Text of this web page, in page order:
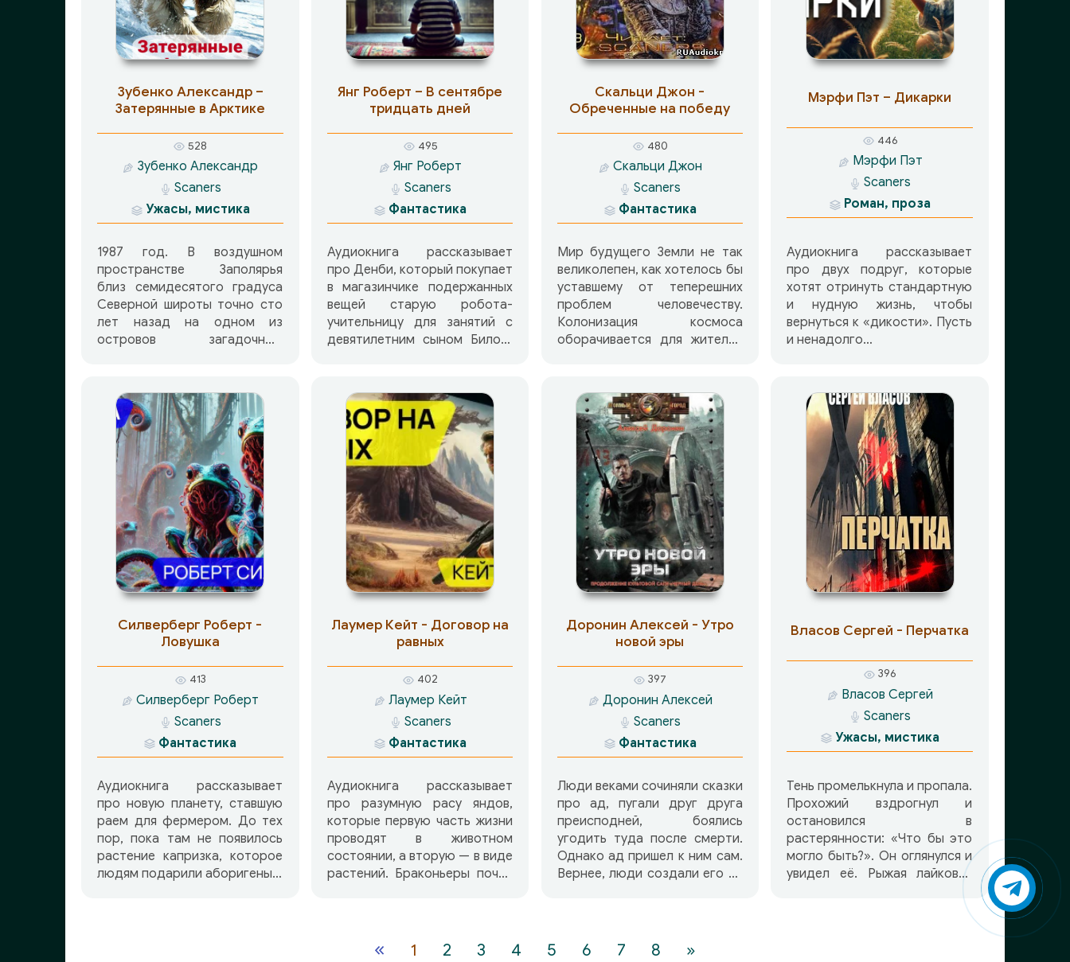
Зубенко Александр –
Затерянные в Арктике
528
Зубенко Александр
Scaners
Ужасы, мистика
1987 год. В воздушном
пространстве Заполярья
близ семидесятого градуса
Северной широты точно сто
лет назад на одном из
островов загадочным
пор этот остров считается
покинутым и заброшенным.
Однако спустя столетие
слабый луч из башни вновь
прорезает морские
просторы, что вызывает
недоумение у экипажа
рыбацкого судна. В сторону
острова направляется
экипаж вертолета Ми-10К.
Они не вернутся.
Янг Роберт – В сентябре
тридцать дней
495
Янг Роберт
Scaners
Фантастика
Аудиокнига рассказывает
про Денби, который покупает
в магазинчике подержанных
вещей старую робота-
учительницу для занятий с
девятилетним сыном Билом.
детей проходит по
телевизору.
Скальци Джон -
Обреченные на победу
480
Скальци Джон
Scaners
Фантастика
Мир будущего Земли не так
великолепен, как хотелось бы
уставшему от теперешних
проблем человечеству.
Колонизация космоса
оборачивается для жителей
других галактик. Существует
даже особая армия — Силы
самообороны колоний, —
куда вербуют только
пожилых людей, обещая
возвращать им молодость.
Правда это или лишь уловка
для простаков, — никто
толком ничего не знает,
потому что солдаты этой
наемной армии никогда не
возвращаются на Землю.
Джон Перри, один из таких
наемников, подписывает
контракт и почти сразу же
страшную круговерть войны.
Корал, едва не стоившей
Джону жизни, он встречает в
Бригаде призраков — такое
имя носит звездный спецназ,
— свою собственную жену,
которую похоронил перед
тем, как пойти в наемники.
Этот момент и стал новой
точкой отсчета его круто
изменившейся жизни.
Мэрфи Пэт – Дикарки
446
Мэрфи Пэт
Scaners
Роман, проза
Аудиокнига рассказывает
про двух подруг, которые
хотят отринуть стандартную
и нудную жизнь, чтобы
вернуться к «дикости». Пусть
и ненадолго…
Силверберг Роберт -
Ловушка
413
Силверберг Роберт
Scaners
Фантастика
Аудиокнига рассказывает
про новую планету, ставшую
раем для фермером. До тех
пор, пока там не появилось
растение капризка, которое
людям подарили аборигены…
Лаумер Кейт - Договор на
равных
402
Лаумер Кейт
Scaners
Фантастика
Аудиокнига рассказывает
про разумную расу яндов,
которые первую часть жизни
проводят в животном
состоянии, а вторую — в виде
растений. Браконьеры почти
прибывает космический
Доронин Алексей - Утро
новой эры
397
Доронин Алексей
Scaners
Фантастика
Люди веками сочиняли сказки
про ад, пугали друг друга
преисподней, боялись
угодить туда после смерти.
Однако ад пришел к ним сам.
Вернее, люди создали его на
всадников Апокалипсиса, с их
Власов Сергей - Перчатка
396
Власов Сергей
Scaners
Ужасы, мистика
Тень промелькнула и пропала.
Прохожий вздрогнул и
остановился в
растерянности: «Что бы это
могло быть?». Он оглянулся и
увидел её. Рыжая лайковая
сером, окутанном поздними
« 1 2 3 4 5 6 7 8 »